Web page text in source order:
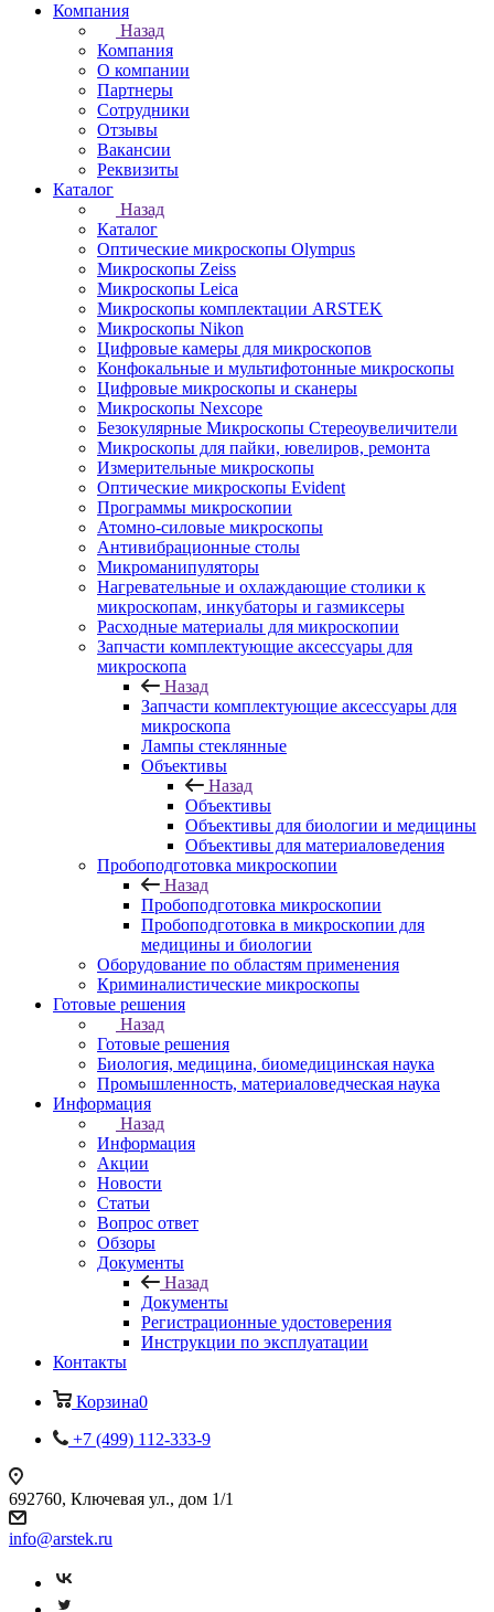
Компания
Назад
Компания
О компании
Партнеры
Сотрудники
Отзывы
Вакансии
Реквизиты
Каталог
Назад
Каталог
Оптические микроскопы Olympus
Микроскопы Zeiss
Микроскопы Leica
Микроскопы комплектации ARSTEK
Микроскопы Nikon
Цифровые камеры для микроскопов
Конфокальные и мультифотонные микроскопы
Цифровые микроскопы и сканеры
Микроскопы Nexcope
Безокулярные Микроскопы Стереоувеличители
Микроскопы для пайки, ювелиров, ремонта
Измерительные микроскопы
Оптические микроскопы Evident
Программы микроскопии
Атомно-силовые микроскопы
Антивибрационные столы
Микроманипуляторы
Нагревательные и охлаждающие столики к
микроскопам, инкубаторы и газмиксеры
Расходные материалы для микроскопии
Запчасти комплектующие аксессуары для
микроскопа
Назад
Запчасти комплектующие аксессуары для
микроскопа
Лампы стеклянные
Объективы
Назад
Объективы
Объективы для биологии и медицины
Объективы для материаловедения
Пробоподготовка микроскопии
Назад
Пробоподготовка микроскопии
Пробоподготовка в микроскопии для
медицины и биологии
Оборудование по областям применения
Криминалистические микроскопы
Готовые решения
Назад
Готовые решения
Биология, медицина, биомедицинская наука
Промышленность, материаловедческая наука
Информация
Назад
Информация
Акции
Новости
Статьи
Вопрос ответ
Обзоры
Документы
Назад
Документы
Регистрационные удостоверения
Инструкции по эксплуатации
Контакты
Корзина0
+7 (499) 112-333-9
692760, Ключевая ул., дом 1/1
info@arstek.ru